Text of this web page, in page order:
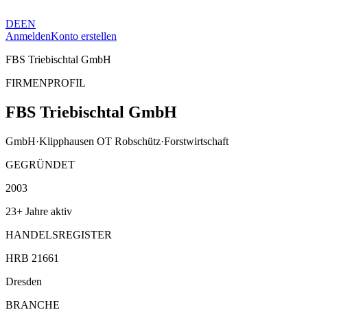
DEEN
AnmeldenKonto erstellen
FBS Triebischtal GmbH
FIRMENPROFIL
FBS Triebischtal GmbH
GmbH·Klipphausen OT Robschütz·Forstwirtschaft
GEGRÜNDET
2003
23+ Jahre aktiv
HANDELSREGISTER
HRB 21661
Dresden
BRANCHE